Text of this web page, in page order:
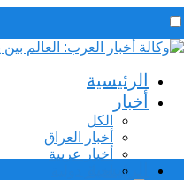
رئيس التحرير / د. اسماعيل الجنابي
الجمعة,7 أغسطس, 2026الرئيسية
أخبار
الكل
أخبار العراق
أخبار عربية
الرئيسية